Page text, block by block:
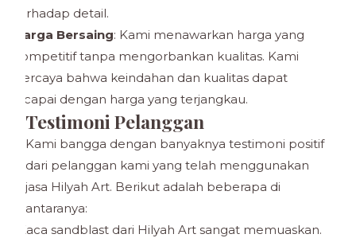
terhadap detail.
Harga Bersaing: Kami menawarkan harga yang
kompetitif tanpa mengorbankan kualitas. Kami
percaya bahwa keindahan dan kualitas dapat
dicapai dengan harga yang terjangkau.
Testimoni Pelanggan
Kami bangga dengan banyaknya testimoni positif
dari pelanggan kami yang telah menggunakan
jasa Hilyah Art. Berikut adalah beberapa di
antaranya:
"Kaca sandblast dari Hilyah Art sangat memuaskan.